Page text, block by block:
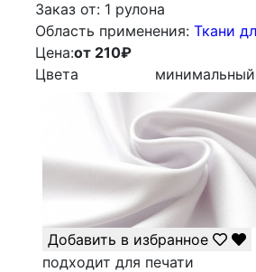
Заказ от: 1 рулона
Облаcть применения: Ткани
Цена:от 210₽
Цвета
минимальный
Добавить в избранное
подходит для печати